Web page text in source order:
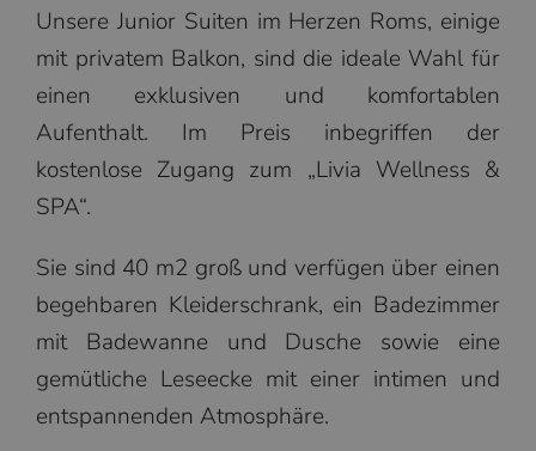
Unsere Junior Suiten im Herzen Roms, einige
mit privatem Balkon, sind die ideale Wahl für
einen exklusiven und komfortablen
Aufenthalt. Im Preis inbegriffen der
kostenlose Zugang zum „Livia Wellness &
SPA“.
Sie sind 40 m2 groß und verfügen über einen
begehbaren Kleiderschrank, ein Badezimmer
mit Badewanne und Dusche sowie eine
gemütliche Leseecke mit einer intimen und
entspannenden Atmosphäre.